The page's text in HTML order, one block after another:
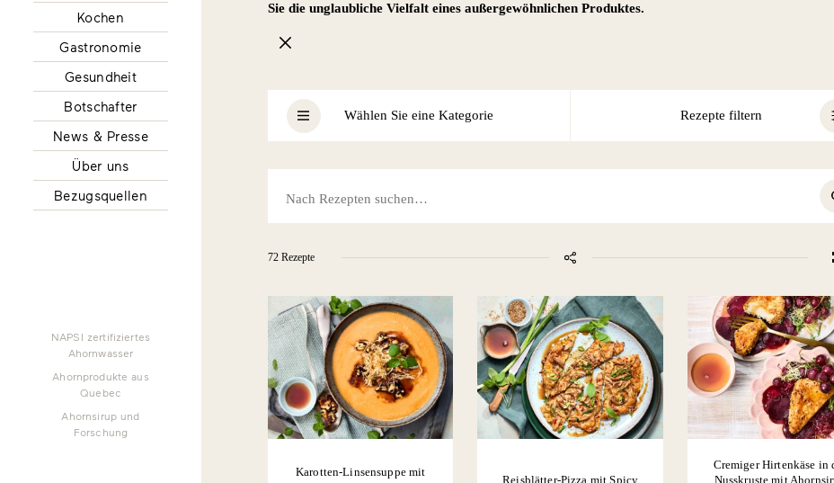
Kochen
Gastronomie
Gesundheit
Botschafter
News & Presse
Über uns
Bezugsquellen
NAPSI zertifiziertes
Ahornwasser
Ahornprodukte aus
Quebec
Ahornsirup und
Forschung
Sie die unglaubliche Vielfalt eines außergewöhnlichen Produktes.
Wählen Sie eine Kategorie Rezepte filtern
ALLE
OHNE NÜSSE UND ERDNÜSSE
VEGETARISCH
72 Rezepte
Karotten-Linsensuppe mit
Reisblätter-Pizza mit Spicy
Cremiger Hirtenkäse in
Nusskruste mit